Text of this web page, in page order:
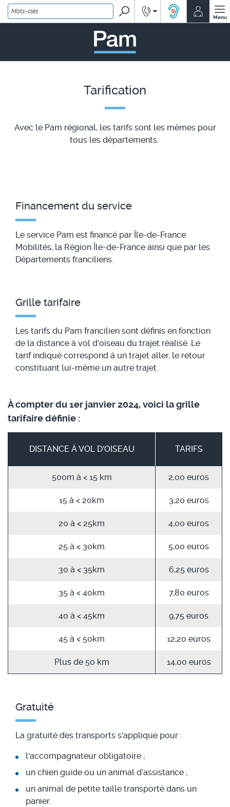
Rechercher
Renseignements
ACCEO,MonMenu
PAM - un service Île-
Tarification
Avec le Pam régional, les tarifs sont les mêmes pour
tous les départements.
Financement du service
Le service Pam est financé par Île-de-France
Mobilités, la Région Île-de-France ainsi que par les
Départements franciliens.
Grille tarifaire
Les tarifs du Pam francilien sont définis en fonction
de la distance à vol d'oiseau du trajet réalisé. Le
tarif indiqué correspond à un trajet aller, le retour
constituant lui-même un autre trajet.
À compter du 1er janvier 2024, voici la grille
tarifaire définie :
DISTANCE À VOL D'OISEAU TARIFS
500m à < 15 km 2,00 euros
15 à < 20km 3,20 euros
20 à < 25km 4,00 euros
25 à < 30km 5,00 euros
30 à < 35km 6,25 euros
35 à < 40km 7,80 euros
40 à < 45km 9,75 euros
45 à < 50km 12,20 euros
Plus de 50 km 14,00 euros
Gratuité
La gratuité des transports s'applique pour :
l'accompagnateur obligatoire ;
un chien guide ou un animal d’assistance ;
un animal de petite taille transporté dans un
panier.